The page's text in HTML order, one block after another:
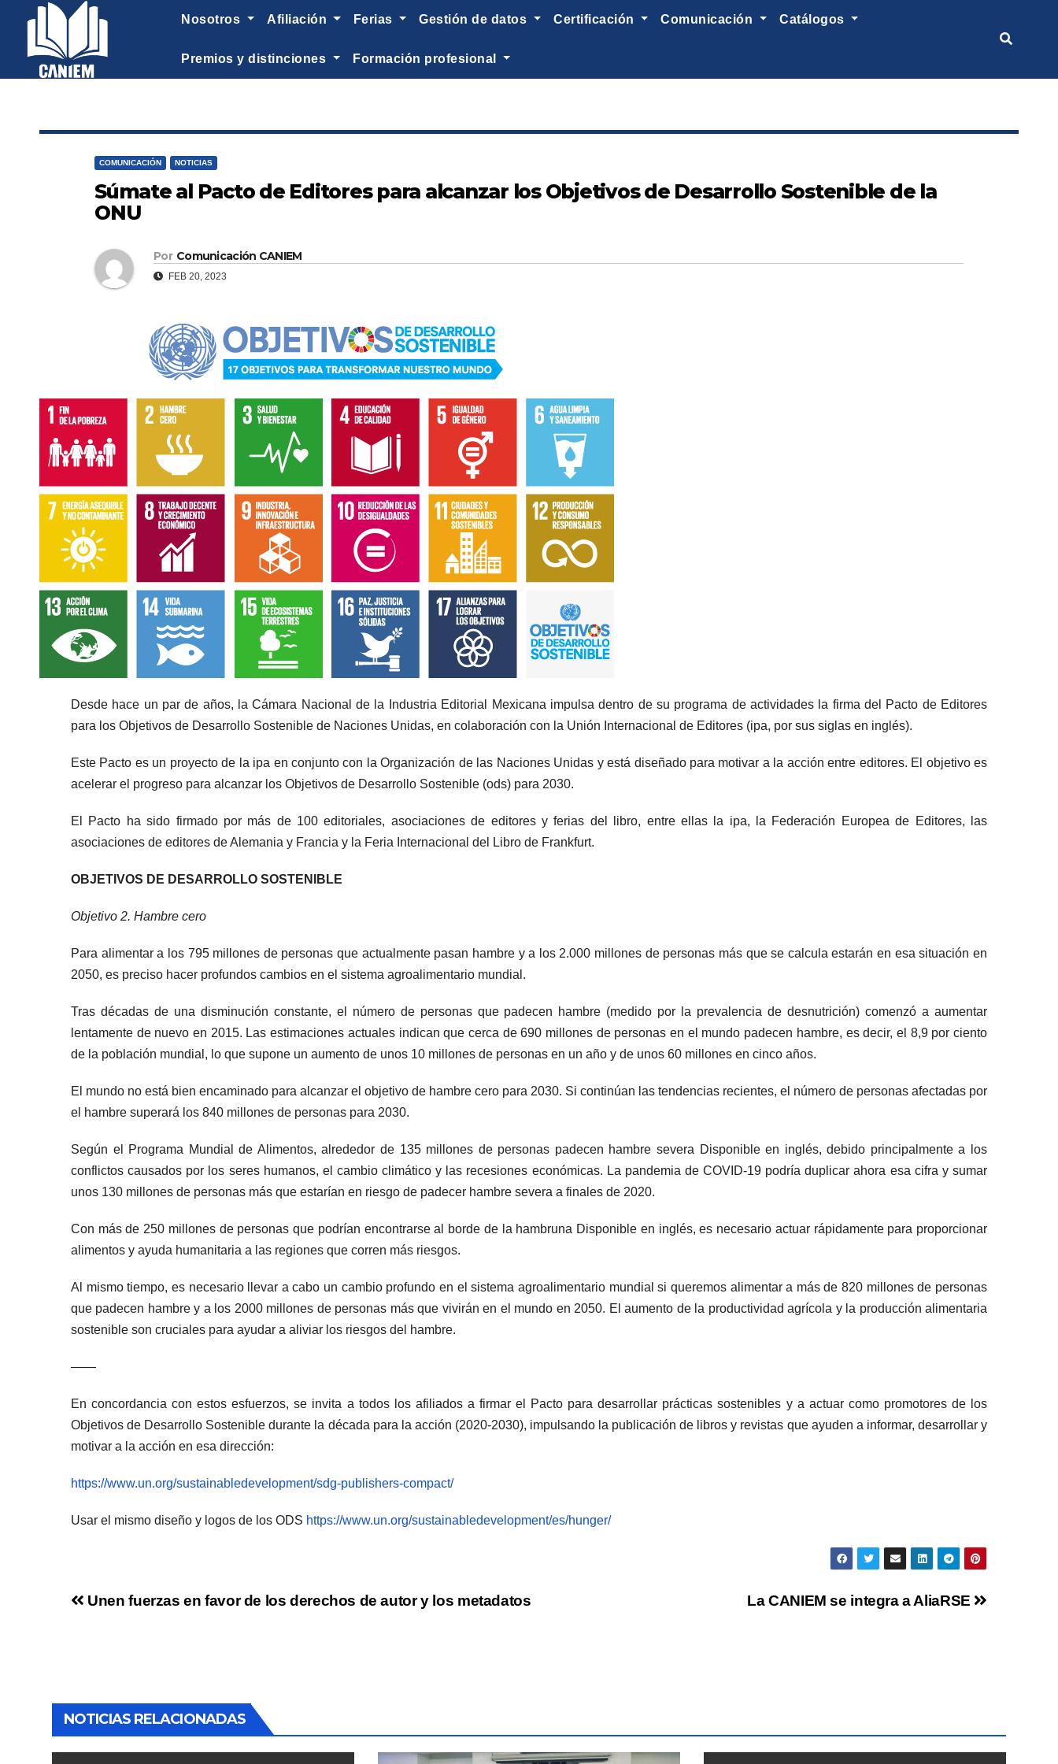
nosotros afiliación ferias gestión de datos certificación comunicación catálogos
premios y distinciones formación profesional
COMUNICACIÓN NOTICIAS
Súmate al Pacto de Editores para alcanzar los Objetivos de Desarrollo Sostenible de la
ONU
Por Comunicación CANIEM
FEB 20, 2023
Desde hace un par de años, la Cámara Nacional de la Industria Editorial Mexicana impulsa dentro de su programa de actividades la firma del Pacto de Editores
para los Objetivos de Desarrollo Sostenible de Naciones Unidas, en colaboración con la Unión Internacional de Editores (ipa, por sus siglas en inglés).
Este Pacto es un proyecto de la ipa en conjunto con la Organización de las Naciones Unidas y está diseñado para motivar a la acción entre editores. El objetivo es
acelerar el progreso para alcanzar los Objetivos de Desarrollo Sostenible (ods) para 2030.
El Pacto ha sido firmado por más de 100 editoriales, asociaciones de editores y ferias del libro, entre ellas la ipa, la Federación Europea de Editores, las
asociaciones de editores de Alemania y Francia y la Feria Internacional del Libro de Frankfurt.
OBJETIVOS DE DESARROLLO SOSTENIBLE
Objetivo 2. Hambre cero
Para alimentar a los 795 millones de personas que actualmente pasan hambre y a los 2.000 millones de personas más que se calcula estarán en esa situación en
2050, es preciso hacer profundos cambios en el sistema agroalimentario mundial.
Tras décadas de una disminución constante, el número de personas que padecen hambre (medido por la prevalencia de desnutrición) comenzó a aumentar
lentamente de nuevo en 2015. Las estimaciones actuales indican que cerca de 690 millones de personas en el mundo padecen hambre, es decir, el 8,9 por ciento
de la población mundial, lo que supone un aumento de unos 10 millones de personas en un año y de unos 60 millones en cinco años.
El mundo no está bien encaminado para alcanzar el objetivo de hambre cero para 2030. Si continúan las tendencias recientes, el número de personas afectadas por
el hambre superará los 840 millones de personas para 2030.
Según el Programa Mundial de Alimentos, alrededor de 135 millones de personas padecen hambre severa Disponible en inglés, debido principalmente a los
conflictos causados por los seres humanos, el cambio climático y las recesiones económicas. La pandemia de COVID-19 podría duplicar ahora esa cifra y sumar
unos 130 millones de personas más que estarían en riesgo de padecer hambre severa a finales de 2020.
Con más de 250 millones de personas que podrían encontrarse al borde de la hambruna Disponible en inglés, es necesario actuar rápidamente para proporcionar
alimentos y ayuda humanitaria a las regiones que corren más riesgos.
Al mismo tiempo, es necesario llevar a cabo un cambio profundo en el sistema agroalimentario mundial si queremos alimentar a más de 820 millones de personas
que padecen hambre y a los 2000 millones de personas más que vivirán en el mundo en 2050. El aumento de la productividad agrícola y la producción alimentaria
sostenible son cruciales para ayudar a aliviar los riesgos del hambre.
——
En concordancia con estos esfuerzos, se invita a todos los afiliados a firmar el Pacto para desarrollar prácticas sostenibles y a actuar como promotores de los
Objetivos de Desarrollo Sostenible durante la década para la acción (2020-2030), impulsando la publicación de libros y revistas que ayuden a informar, desarrollar y
motivar a la acción en esa dirección:
https://www.un.org/sustainabledevelopment/sdg-publishers-compact/
Usar el mismo diseño y logos de los ODS https://www.un.org/sustainabledevelopment/es/hunger/
La CANIEM se integra a AliaRSE
Unen fuerzas en favor de los derechos de autor y los metadatos
NOTICIAS RELACIONADAS